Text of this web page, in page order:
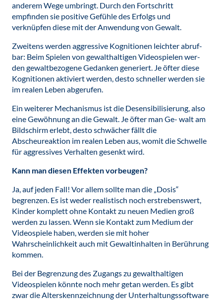
anderem Wege umbringt. Durch den Fortschritt
empfinden sie positive Gefühle des Erfolgs und
verknüpfen diese mit der Anwendung von Gewalt.
Zweitens werden aggressive Kognitionen leichter abruf-
bar: Beim Spielen von gewalthaltigen Videospielen wer-
den gewaltbezogene Gedanken generiert. Je öfter diese
Kognitionen aktiviert werden, desto schneller werden sie
im realen Leben abgerufen.
Ein weiterer Mechanismus ist die Desensibilisierung, also
eine Gewöhnung an die Gewalt. Je öfter man Ge- walt am
Bildschirm erlebt, desto schwächer fällt die
Abscheureaktion im realen Leben aus, womit die Schwelle
für aggressives Verhalten gesenkt wird.
Kann man diesen Effekten vorbeugen?
Ja, auf jeden Fall! Vor allem sollte man die „Dosis“
begrenzen. Es ist weder realistisch noch erstrebenswert,
Kinder komplett ohne Kontakt zu neuen Medien groß
werden zu lassen. Wenn sie Kontakt zum Medium der
Videospiele haben, werden sie mit hoher
Wahrscheinlichkeit auch mit Gewaltinhalten in Berührung
kommen.
Bei der Begrenzung des Zugangs zu gewalthaltigen
Videospielen könnte noch mehr getan werden. Es gibt
zwar die Alterskennzeichnung der Unterhaltungssoftware